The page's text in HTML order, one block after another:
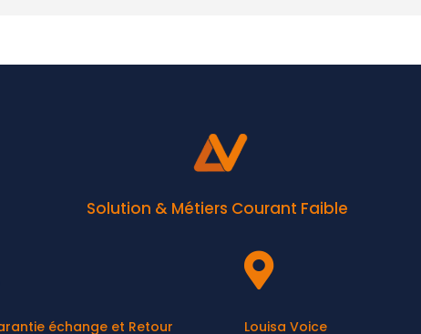
Solution & Métiers Courant Faible
échange et Retour

Louisa Voice